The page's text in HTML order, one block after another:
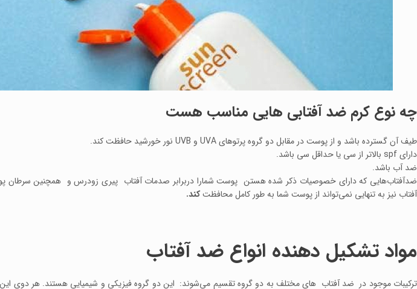
چه نوع کرم ضد آفتابی هایی مناسب هست
طیف آن گسترده باشد و از پوست در مقابل دو گروه پرتوهای UVA و UVB نور خورشید حافظت کند.
دارای spf بالاتر از سی یا حداقل سی باشد.
ضد آب باشد.
ضدآفتاب‌هایی که دارای خصوصیات ذکر شده هستن پوست شمارا دربرابر صدمات آفتاب پیری زودرس و همچنین
آفتاب نیز به تنهایی نمی‌تواند از پوست شما به طور کامل محافظتکند.
مواد تشکیل دهنده انواع ضد آفتاب